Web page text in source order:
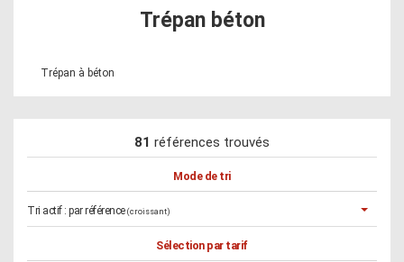
Trépan béton
Trépan à béton
81 références trouvés
Mode de tri
Tri actif : par référence (croissant)
Sélection par tarif